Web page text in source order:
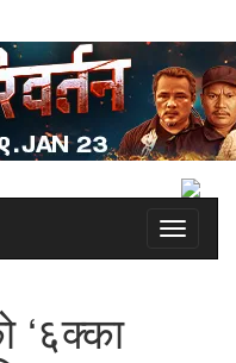
Toggle
‘६क्का